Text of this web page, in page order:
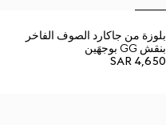
بلوزة من جاكارد الصوف الفاخر
بنقش GG بوجهَين
SAR 4,650